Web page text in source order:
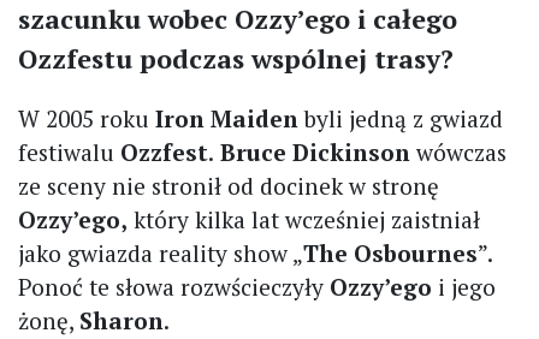
szacunku wobec Ozzy’ego i całego
Ozzfestu podczas wspólnej trasy?
W 2005 roku Iron Maidenbyli jedną z gwiazd
festiwalu Ozzfest. Bruce Dickinsonwówczas
ze sceny nie stronił od docinek w stronę
Ozzy’ego, który kilka lat wcześniej zaistniał
jako gwiazda reality show „The Osbournes”.
Ponoć te słowa rozwścieczyły Ozzy’ego i jego
żonę, Sharon.